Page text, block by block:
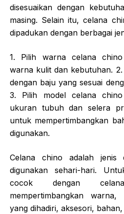
disesuaikan dengan
masing. Selain itu, celana
dipadukan dengan berbagai
1. Pilih warna celana
warna kulit dan kebutuhan.
dengan baju yang sesuai
3. Pilih model celana
ukuran tubuh dan selera
untuk mempertimbangkan
digunakan.
Celana chino adalah jenis
digunakan sehari-hari.
cocok dengan
mempertimbangkan
yang dihadiri, aksesori,